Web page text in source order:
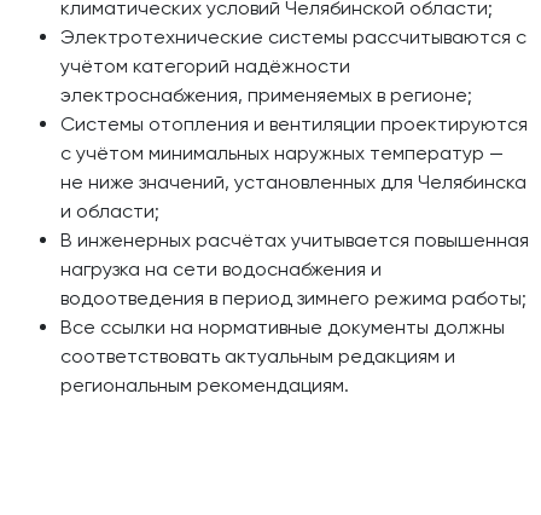
климатических условий Челябинской области;
Электротехнические системы рассчитываются с
учётом категорий надёжности
электроснабжения, применяемых в регионе;
Системы отопления и вентиляции проектируются
с учётом минимальных наружных температур —
не ниже значений, установленных для Челябинска
и области;
В инженерных расчётах учитывается повышенная
нагрузка на сети водоснабжения и
водоотведения в период зимнего режима работы;
Все ссылки на нормативные документы должны
соответствовать актуальным редакциям и
региональным рекомендациям.